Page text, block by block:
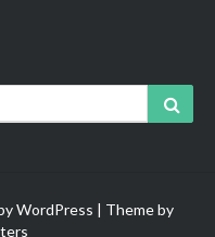
WordPress | Theme by